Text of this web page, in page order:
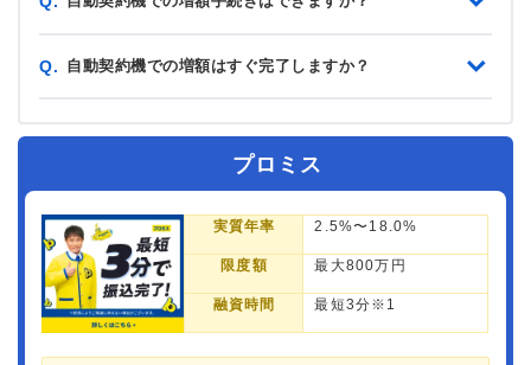
Q. 自動契約機での増額はすぐ完了しますか？
プロミス
実質年率 2.5%〜18.0%
限度額 最大800万円
融資時間 最短3分※1